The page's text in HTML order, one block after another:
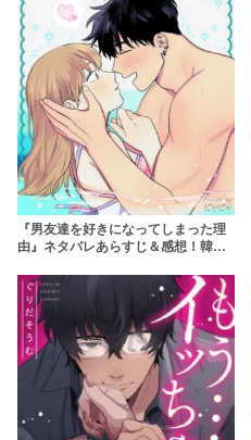
『男友達を好きになってしまった理
由』ネタバレあらすじ＆感想！韓国